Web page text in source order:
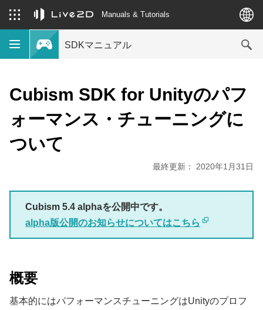
Manuals & Tutorials
SDKマニュアル
Cubism SDK for Unityのパフ
ォーマンス・チューニングに
ついて
最終更新： 2020年1月31日
Cubism 5.4 alphaを公開中です。
alpha版公開のお知らせについてはこちら
概要
基本的にはパフォーマンスチューニングはUnityのプロフ